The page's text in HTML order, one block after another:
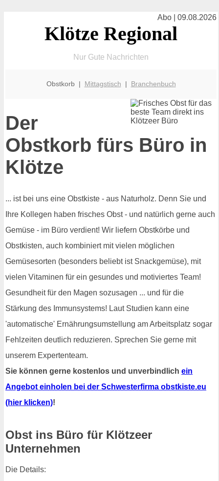
Abo | 09.08.2026
Klötze Regional
Nur Gute Nachrichten
Obstkorb | Mittagstisch | Branchenbuch
Der
Obstkorb fürs Büro in
Klötze
... ist bei uns eine Obstkiste - aus Naturholz. Denn Sie und
Ihre Kollegen haben frisches Obst - und natürlich gerne auch
Gemüse - im Büro verdient! Wir liefern Obstkörbe und
Obstkisten, auch kombiniert mit vielen möglichen
Gemüsesorten (besonders beliebt ist Snackgemüse), mit
vielen Vitaminen für ein gesundes und motiviertes Team!
Gesundheit für den Magen sozusagen ... und für die
Stärkung des Immunsystems! Laut Studien kann eine
'automatische' Ernährungsumstellung am Arbeitsplatz sogar
Fehlzeiten deutlich reduzieren. Sprechen Sie gerne mit
unserem Expertenteam.
Sie können gerne kostenlos und unverbindlich ein
Angebot einholen bei der Schwesterfirma obstkiste.eu
(hier klicken)!
Obst ins Büro für Klötzeer
Unternehmen
Die Details: